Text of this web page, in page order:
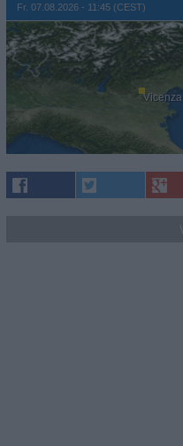
Fr. 07.08.2026 - 11:45 (CEST)
Vicenza